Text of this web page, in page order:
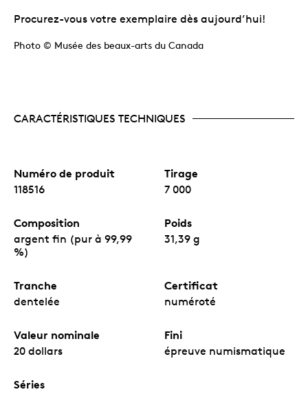
Procurez-vous votre exemplaire dès aujourd’hui!
Photo © Musée des beaux-arts du Canada
CARACTÉRISTIQUES TECHNIQUES
Numéro de produit
118516
Tirage
7 000
Composition
argent fin (pur à 99,99
%)
Poids
31,39 g
Tranche
dentelée
Certificat
numéroté
Valeur nominale
20 dollars
Fini
épreuve numismatique
Séries